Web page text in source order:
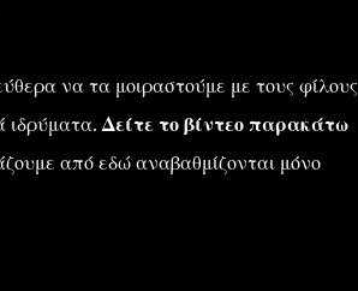
να τα μοιραστούμε με τους φίλους
ιδρύματα.Δείτε το βίντεο παρακάτω
από εδώ αναβαθμίζονται μόνο